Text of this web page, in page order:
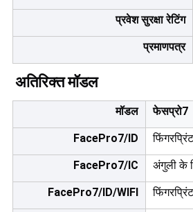
प्रवेश सुरक्षा रेटिंग
प्रमाणपत्र
अतिरिक्त मॉडल
मॉडल फेसप्रो7
FacePro7/ID
FacePro7/IC अंगुली के
FacePro7/ID/WIFI